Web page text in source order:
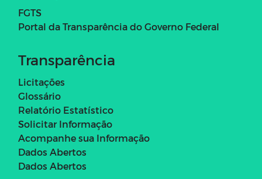
FGTS
Portal da Transparência do Governo Federal
Transparência
Licitações
Glossário
Relatório Estatístico
Solicitar Informação
Acompanhe sua Informação
Dados Abertos
Dados Abertos